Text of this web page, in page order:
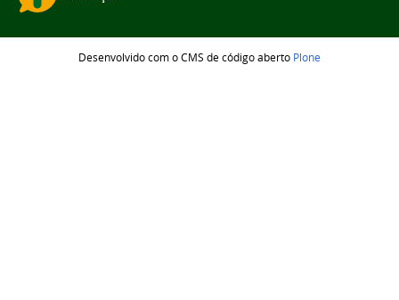
Desenvolvido com o CMS de código aberto Plone